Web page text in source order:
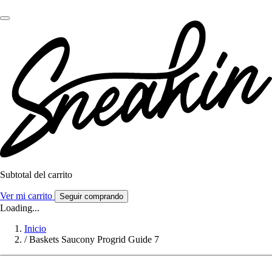
Subtotal del carrito
Ver mi carrito Seguir comprando
Loading...
Inicio
/ Baskets Saucony Progrid Guide 7